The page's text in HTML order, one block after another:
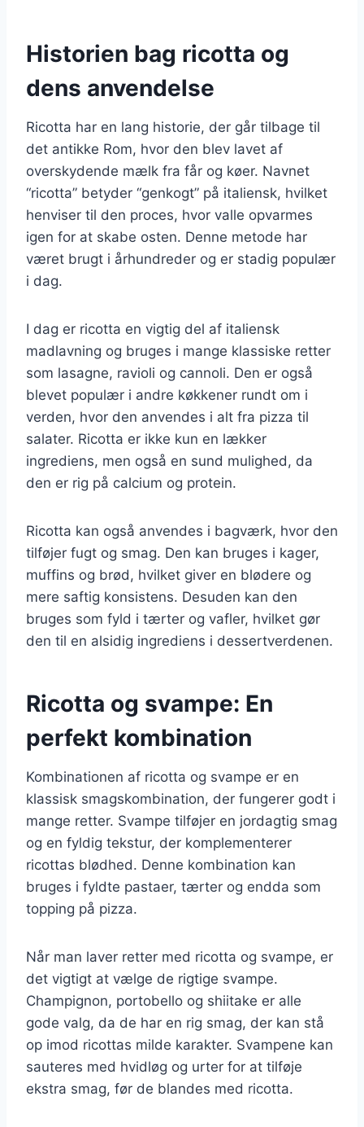
Historien bag ricotta og
dens anvendelse
Ricotta har en lang historie, der går tilbage til
det antikke Rom, hvor den blev lavet af
overskydende mælk fra får og køer. Navnet
“ricotta” betyder “genkogt” på italiensk, hvilket
henviser til den proces, hvor valle opvarmes
igen for at skabe osten. Denne metode har
været brugt i århundreder og er stadig populær
i dag.
I dag er ricotta en vigtig del af italiensk
madlavning og bruges i mange klassiske retter
som lasagne, ravioli og cannoli. Den er også
blevet populær i andre køkkener rundt om i
verden, hvor den anvendes i alt fra pizza til
salater. Ricotta er ikke kun en lækker
ingrediens, men også en sund mulighed, da
den er rig på calcium og protein.
Ricotta kan også anvendes i bagværk, hvor den
tilføjer fugt og smag. Den kan bruges i kager,
muffins og brød, hvilket giver en blødere og
mere saftig konsistens. Desuden kan den
bruges som fyld i tærter og vafler, hvilket gør
den til en alsidig ingrediens i dessertverdenen.
Ricotta og svampe: En
perfekt kombination
Kombinationen af ricotta og svampe er en
klassisk smagskombination, der fungerer godt i
mange retter. Svampe tilføjer en jordagtig smag
og en fyldig tekstur, der komplementerer
ricottas blødhed. Denne kombination kan
bruges i fyldte pastaer, tærter og endda som
topping på pizza.
Når man laver retter med ricotta og svampe, er
det vigtigt at vælge de rigtige svampe.
Champignon, portobello og shiitake er alle
gode valg, da de har en rig smag, der kan stå
op imod ricottas milde karakter. Svampene kan
sauteres med hvidløg og urter for at tilføje
ekstra smag, før de blandes med ricotta.